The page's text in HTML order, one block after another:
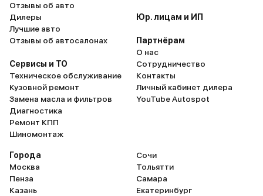
Отзывы об авто
Дилеры
Лучшие авто
Отзывы об автосалонах
Сервисы и ТО
Техническое обслуживание
Кузовной ремонт
Замена масла и фильтров
Диагностика
Ремонт КПП
Шиномонтаж
Юр. лицам и ИП
Партнёрам
О нас
Сотрудничество
Контакты
Личный кабинет дилера
YouTube Autospot
Города
Москва
Пенза
Казань
Сочи
Тольятти
Самара
Екатеринбург